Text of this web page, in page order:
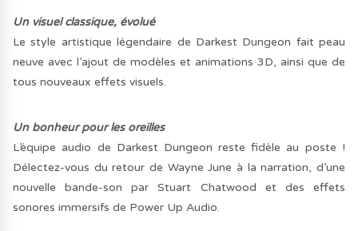
Un visuel classique, évolué
Le style artistique légendaire de Darkest Dungeon fait peau
neuve avec l’ajout de modèles et animations 3D, ainsi que de
tous nouveaux effets visuels.
Un bonheur pour les oreilles
L’équipe audio de Darkest Dungeon reste fidèle au poste !
Délectez-vous du retour de Wayne June à la narration, d’une
nouvelle bande-son par Stuart Chatwood et des effets
sonores immersifs de Power Up Audio.